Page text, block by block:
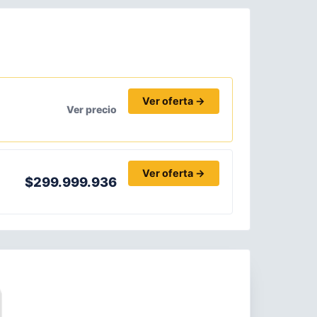
Ver precio
Ver oferta →
$299.999.936
Ver oferta →